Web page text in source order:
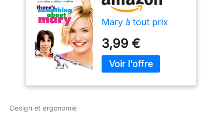
Mary à tout prix
3,99 €
Design et ergonomie